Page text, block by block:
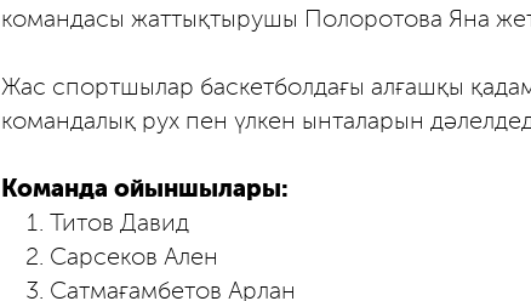
командасы жаттықтырушы Полоротова Яна
Жас спортшылар баскетболдағы алғашқы
командалық рух пен үлкен ынталарын
Команда ойыншылары:
Титов Давид
Сарсеков Ален
Сатмағамбетов Арлан